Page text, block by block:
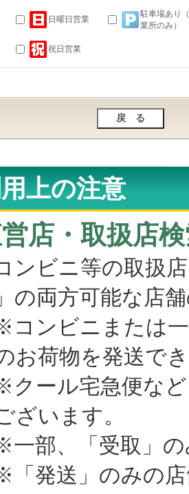
日曜日営業
駐車場あり
業所のみ）
祝日営業
上の注意
営店・取扱店
ンビニ等の取扱
の両方可能な店
ビニまたは一
お荷物を発送で
ル宅急便など
ざいます。
、「受取」の
送」のみの店